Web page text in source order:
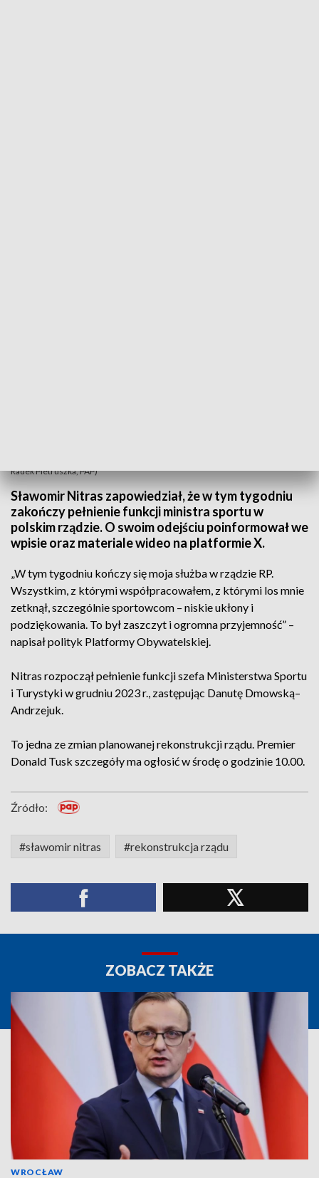
Radek Pietruszka, PAP)
Sławomir Nitras zapowiedział, że w tym tygodniu
zakończy pełnienie funkcji ministra sportu w
polskim rządzie. O swoim odejściu poinformował we
wpisie oraz materiale wideo na platformie X.
„W tym tygodniu kończy się moja służba w rządzie RP.
Wszystkim, z którymi współpracowałem, z którymi los mnie
zetknął, szczególnie sportowcom – niskie ukłony i
podziękowania. To był zaszczyt i ogromna przyjemność” –
napisał polityk Platformy Obywatelskiej.
Nitras rozpoczął pełnienie funkcji szefa Ministerstwa Sportu
i Turystyki w grudniu 2023 r., zastępując Danutę Dmowską–
Andrzejuk.
To jedna ze zmian planowanej rekonstrukcji rządu. Premier
Donald Tusk szczegóły ma ogłosić w środę o godzinie 10.00.
Źródło:
#sławomir nitras #rekonstrukcja rządu
ZOBACZ TAKŻE
WROCŁAW